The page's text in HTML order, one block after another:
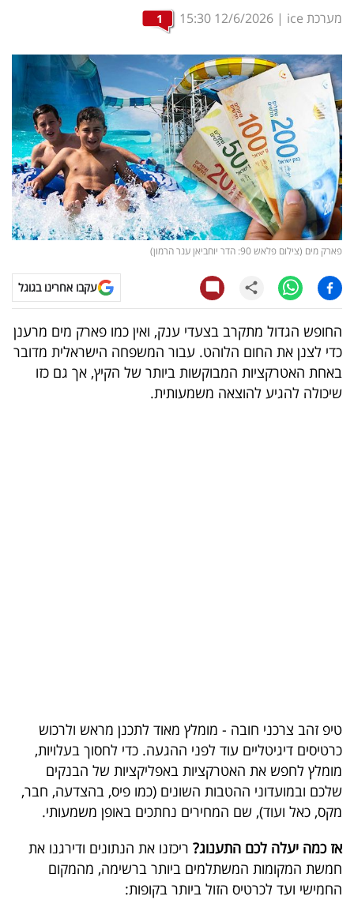
משפט
מדדים
ומחקרים
דעות
רכילות
עסקית
קריפטו
ויראלי
טלוויזיה
עסקי
ספורט
קריירה
5
המילון
הכלכלי
פודקאסט
40
UNDER
מערכת ice |
12/6/2026
15:30
1
פארק מים (צילום פלאש 90: הדר יוחביאן ענר הרמון)
עקבו אחרינו בגוגל
החופש הגדול מתקרב בצעדי ענק, ואין כמו פארק מים מרענן
כדי לצנן את החום הלוהט. עבור המשפחה הישראלית מדובר
באחת האטרקציות המבוקשות ביותר של הקיץ, אך גם כזו
שיכולה להגיע להוצאה משמעותית.
טיפ זהב צרכני חובה - מומלץ מאוד לתכנן מראש ולרכוש
כרטיסים דיגיטליים עוד לפני ההגעה. כדי לחסוך בעלויות,
מומלץ לחפש את האטרקציות באפליקציות של הבנקים
שלכם ובמועדוני ההטבות השונים (כמו פיס, בהצדעה, חבר,
מקס, כאל ועוד), שם המחירים נחתכים באופן משמעותי.
אז כמה יעלה לכם התענוג? ריכזנו את הנתונים ודירגנו את
חמשת המקומות המשתלמים ביותר ברשימה, מהמקום
החמישי ועד לכרטיס הזול ביותר בקופות: